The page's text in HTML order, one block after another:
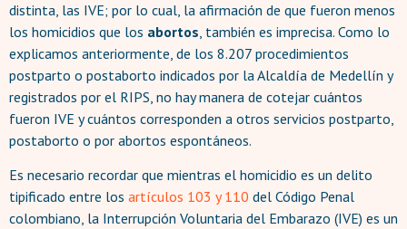
distinta, las IVE; por lo cual, la afirmación de que fueron menos
los homicidios que los abortos, también es imprecisa. Como lo
explicamos anteriormente, de los 8.207 procedimientos
postparto o postaborto indicados por la Alcaldía de Medellín y
registrados por el RIPS, no hay manera de cotejar cuántos
fueron IVE y cuántos corresponden a otros servicios postparto,
postaborto o por abortos espontáneos.
Es necesario recordar que mientras el homicidio es un delito
tipificado entre los artículos 103 y 110 del Código Penal
colombiano, la Interrupción Voluntaria del Embarazo (IVE) es un